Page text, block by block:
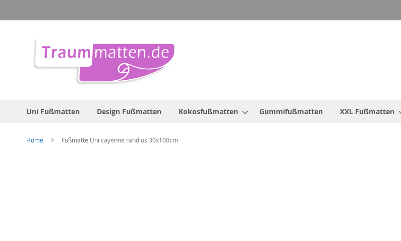
zum
Uni Fußmatten Design Fußmatten Kokosfußmatten Gummifußmatten XXL Fußmatten
Home Fußmatte Uni cayenne randlos 30x100cm